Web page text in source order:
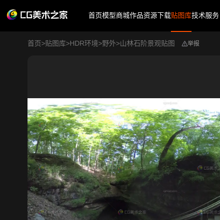
首页模型商城作品资源下载贴图库技术服务
首页>贴图库>HDR环境>野外>山林石阶景观贴图 举报